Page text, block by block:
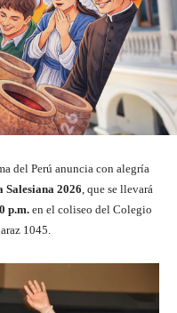
del Perú anuncia con alegría
2026, que se llevará
p.m. en el coliseo del Colegio
1045.